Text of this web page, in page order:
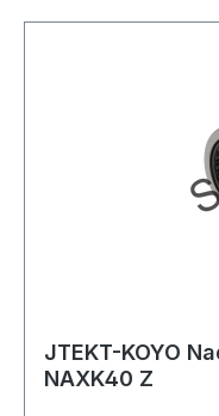
JTEKT-KOYO
NAXK40 Z